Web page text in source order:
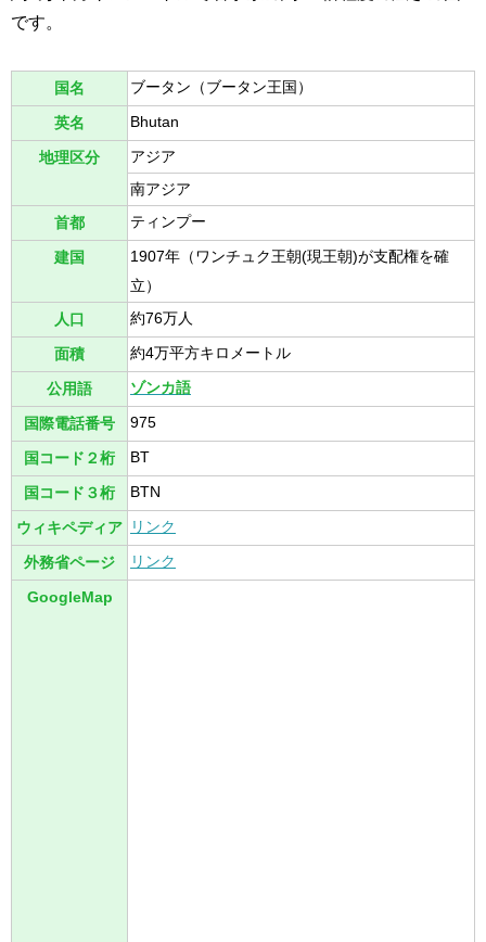
です。
国名 ブータン（ブータン王国）
英名 Bhutan
地理区分
アジア
南アジア
首都 ティンプー
建国
1907年（ワンチュク王朝(現王朝)が支配権を確
立）
人口 約76万人
面積 約4万平方キロメートル
公用語 ゾンカ語
国際電話番号 975
国コード２桁 BT
国コード３桁 BTN
ウィキペディア リンク
外務省ページ リンク
GoogleMap